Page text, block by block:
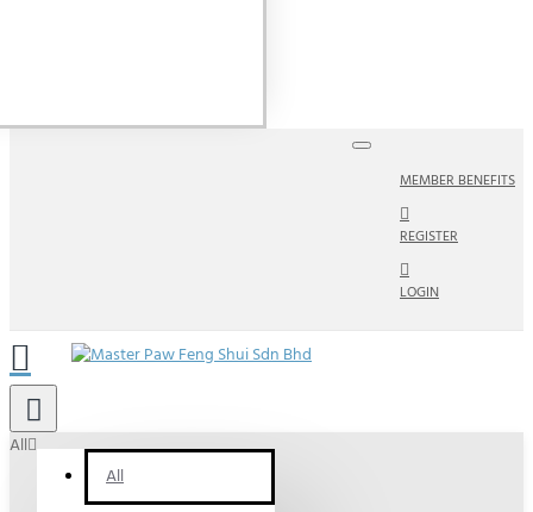
MEMBER BENEFITS
REGISTER
LOGIN
All
All